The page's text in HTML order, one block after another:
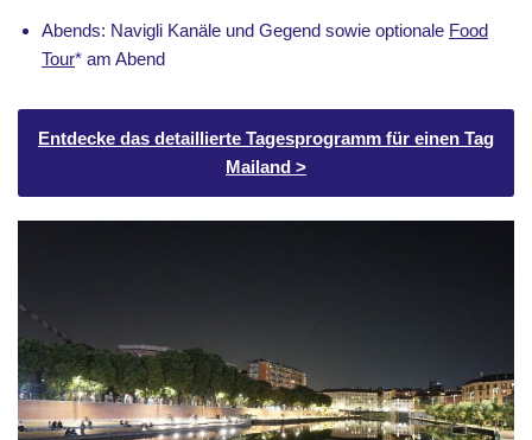
Abends: Navigli Kanäle und Gegend sowie optionale Food
Tour* am Abend
Entdecke das detaillierte Tagesprogramm für einen Tag
Mailand >